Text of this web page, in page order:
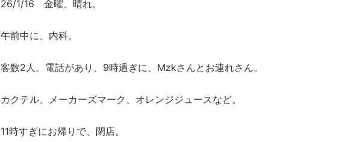
26/1/16 金曜、晴れ。
午前中に、内科。
客数2人。電話があり、9時過ぎに、Mzkさんとお連れさん。
カクテル、メーカーズマーク、オレンジジュースなど。
11時すぎにお帰りで、閉店。